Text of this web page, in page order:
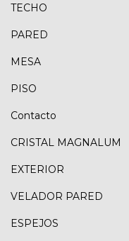
TECHO
PARED
MESA
PISO
Contacto
CRISTAL MAGNALUM
EXTERIOR
VELADOR PARED
ESPEJOS